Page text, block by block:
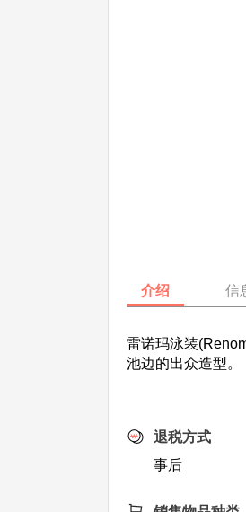
介绍 信
雷诺玛泳装
池边的出众造型。
退税方式
事后